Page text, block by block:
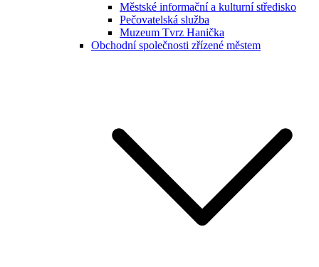
Městské informační a kulturní středisko
Pečovatelská služba
Muzeum Tvrz Hanička
Obchodní společnosti zřízené městem